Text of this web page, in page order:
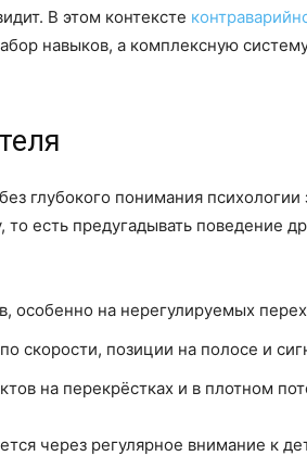
В этом контексте
навыков, а комплексную
глубокого понимания психологии
есть предугадывать поведение
на нерегулируемых
скорости, позиции на полосе и
на перекрёстках и в плотном
через регулярное внимание к